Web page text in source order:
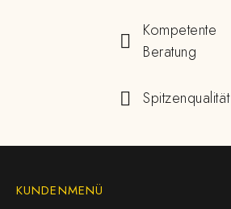
Kompetente
Beratung
Spitzenqualität
KUNDENMENÜ